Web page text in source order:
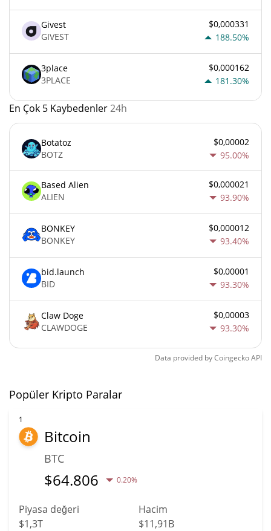
Givest
GIVEST
$0,000331
188.50%
3place
3PLACE
$0,000162
181.30%
En Çok 5 Kaybedenler24h
Botatoz
BOTZ
$0,00002
95.00%
Based Alien
ALIEN
$0,000021
93.90%
BONKEY
BONKEY
$0,000012
93.40%
bid.launch
BID
$0,00001
93.30%
Claw Doge
CLAWDOGE
$0,00003
93.30%
Data provided byCoingeckoAPI
Popüler Kripto Paralar
1
Bitcoin
BTC
$64.806 0.20%
Piyasa değeri
$1,3T
Hacim
$11,91B